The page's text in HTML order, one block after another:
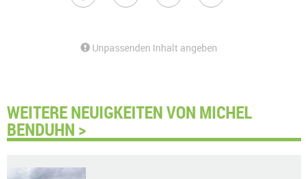
Unpassenden Inhalt angeben
WEITERE NEUIGKEITEN VON MICHEL
BENDUHN >